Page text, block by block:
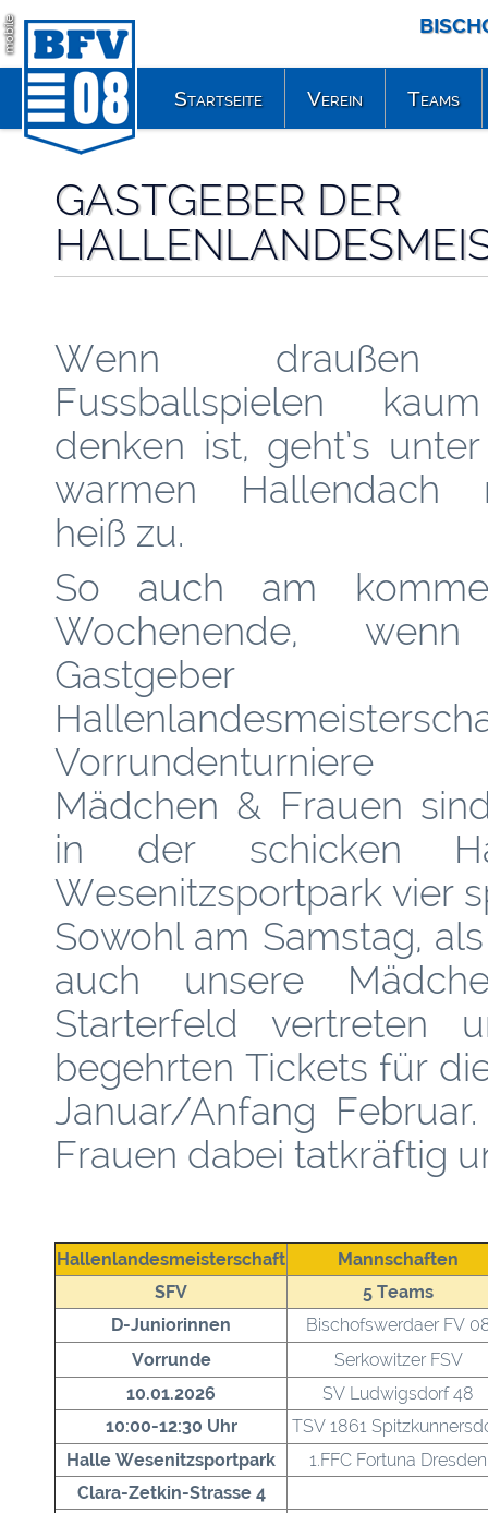
mobile
GASTGEBER DER
Wenn
Fussballspielen
denken ist, geht’s
warmen Hallendach
heiß zu.
So auch am
Wochenende,
Gastgeber
Mädchen & Frauen
in der schicken
Wesenitzsportpark vier
Sowohl am Samstag,
auch unsere
Starterfeld vertreten
begehrten Tickets für
Januar/Anfang
Frauen dabei tatkräftig
Hallenlandesmeisterschaft
Mannschaften
SFV
5 Teams
D-Juniorinnen
Bischofswerdaer FV
Vorrunde
Serkowitzer FSV
10.01.2026
SV Ludwigsdorf 48
10:00-12:30 Uhr
TSV 1861
Halle Wesenitzsportpark
1.FFC Fortuna Dresden
Clara-Zetkin-Strasse 4
Startseite Verein Teams